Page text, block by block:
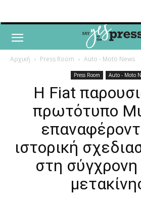
Αρχική Press Room Auto - Moto News
Press Room Auto - Moto
Η Fiat
πρωτότυπο
ιστορική
στη σύγχρονη